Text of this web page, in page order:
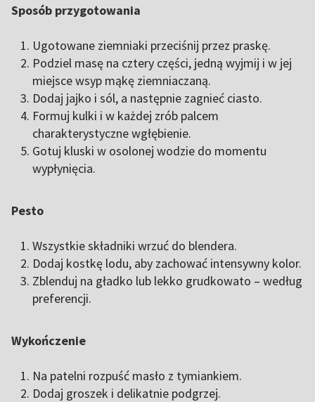
Sposób przygotowania
Ugotowane ziemniaki przeciśnij przez praskę.
Podziel masę na cztery części, jedną wyjmij i w jej
miejsce wsyp mąkę ziemniaczaną.
Dodaj jajko i sól, a następnie zagnieć ciasto.
Formuj kulki i w każdej zrób palcem
charakterystyczne wgłębienie.
Gotuj kluski w osolonej wodzie do momentu
wypłynięcia.
Pesto
Wszystkie składniki wrzuć do blendera.
Dodaj kostkę lodu, aby zachować intensywny kolor.
Zblenduj na gładko lub lekko grudkowato – według
preferencji.
Wykończenie
Na patelni rozpuść masło z tymiankiem.
Dodaj groszek i delikatnie podgrzej.